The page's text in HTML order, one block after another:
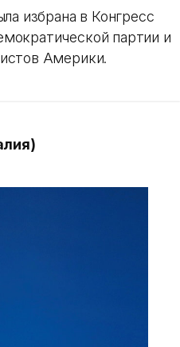
избрана в Конгресс
партии и
Америки.